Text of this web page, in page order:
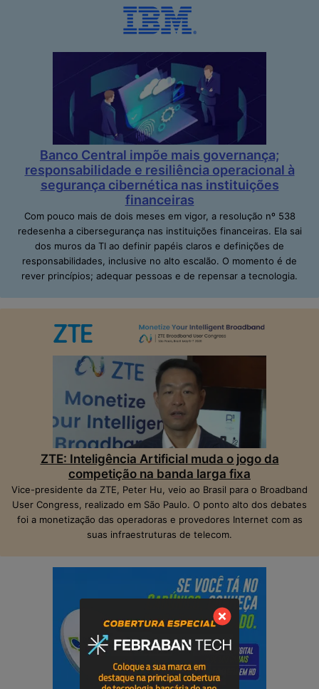
Banco Central impõe mais governança;
responsabilidade e resiliência operacional à
segurança cibernética nas instituições
financeiras
Com pouco mais de dois meses em vigor, a resolução nº 538
redesenha a cibersegurança nas instituições financeiras. Ela sai
dos muros da TI ao definir papéis claros e definições de
responsabilidades, inclusive no alto escalão. O momento é de
rever princípios; adequar pessoas e de repensar a tecnologia.
ZTE: Inteligência Artificial muda o jogo da
competição na banda larga fixa
Vice-presidente da ZTE, Peter Hu, veio ao Brasil para o Broadband
User Congress, realizado em São Paulo. O ponto alto dos debates
foi a monetização das operadoras e provedores Internet com as
suas infraestruturas de telecom.